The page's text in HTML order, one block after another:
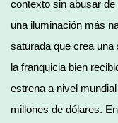
contexto sin abusar
una iluminación más
saturada que crea
la franquicia bien
estrena a nivel
millones de dólares.